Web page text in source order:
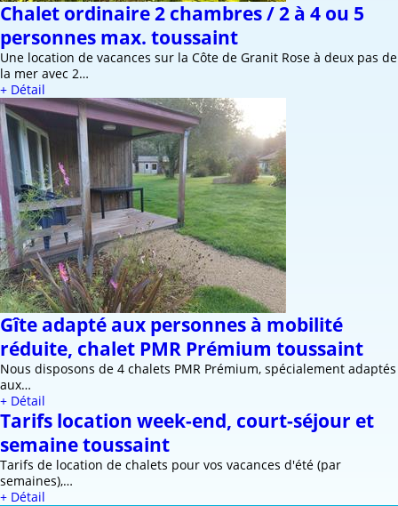
Chalet ordinaire 2 chambres / 2 à 4 ou 5
personnes max. toussaint
Une location de vacances sur la Côte de Granit Rose à deux pas de
la mer avec 2…
+ Détail
Gîte adapté aux personnes à mobilité
réduite, chalet PMR Prémium toussaint
Nous disposons de 4 chalets PMR Prémium, spécialement adaptés
aux…
+ Détail
Tarifs location week-end, court-séjour et
semaine toussaint
Tarifs de location de chalets pour vos vacances d'été (par
semaines),…
+ Détail